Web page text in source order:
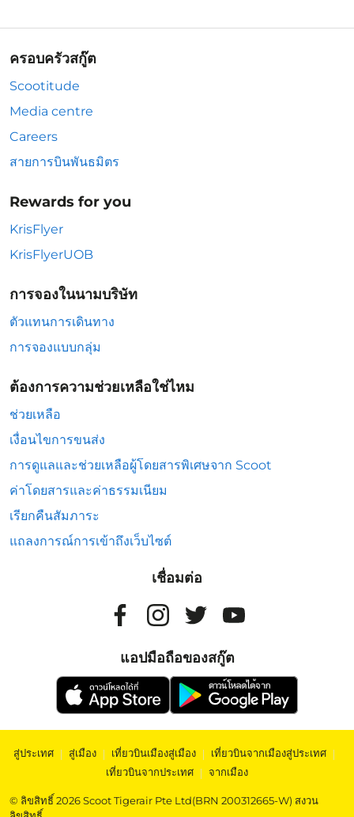
ครอบครัวสกู๊ต
Scootitude
Media centre
Careers
สายการบินพันธมิตร
Rewards for you
KrisFlyer
KrisFlyerUOB
การจองในนามบริษัท
ตัวแทนการเดินทาง
การจองแบบกลุ่ม
ต้องการความช่วยเหลือใช่ไหม
ช่วยเหลือ
เงื่อนไขการขนส่ง
การดูแลและช่วยเหลือผู้โดยสารพิเศษจาก Scoot
ค่าโดยสารและค่าธรรมเนียม
เรียกคืนสัมภาระ
แถลงการณ์การเข้าถึงเว็บไซต์
เชื่อมต่อ
แอปมือถือของสกู๊ต
สู่ประเทศ | สู่เมือง | เที่ยวบินเมืองสู่เมือง | เที่ยวบินจากเมืองสู่ประเทศ |
เที่ยวบินจากประเทศ | จากเมือง
© ลิขสิทธิ์ 2026 Scoot Tigerair Pte Ltd(BRN 200312665-W) สงวน